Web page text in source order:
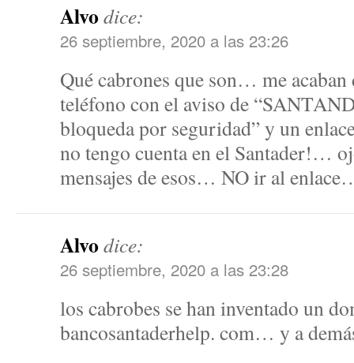
Alvodice:
26 septiembre, 2020 a las 23:26
Qué cabrones que son… me acaban
teléfono con el aviso de
bloqueda por seguridad” y un
no tengo cuenta en el Santader!…
mensajes de esos… NO ir al
Alvodice:
26 septiembre, 2020 a las 23:28
los cabrobes se han inventado un
bancosantaderhelp. com… y a